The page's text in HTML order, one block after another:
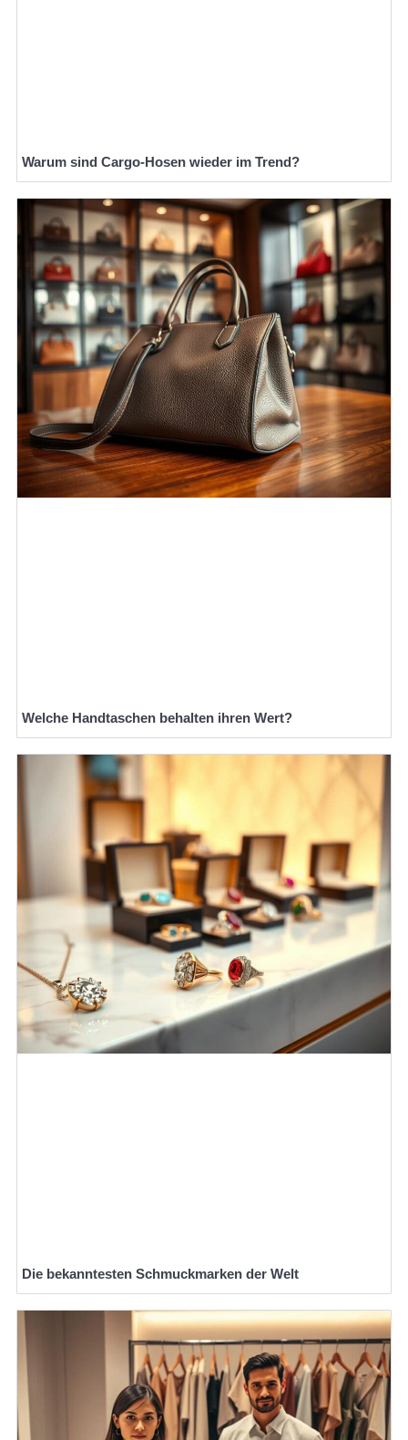
Warum sind Cargo-Hosen wieder im Trend?
Welche Handtaschen behalten ihren Wert?
Die bekanntesten Schmuckmarken der Welt